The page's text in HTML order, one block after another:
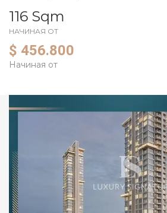
116 Sqm
НАЧИНАЯ ОТ
$ 456.800
Начиная от